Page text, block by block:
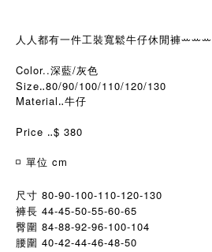
人人都有一件工裝寬鬆牛仔休閒褲ꕀꕀꕀ
Color..深藍/灰色
Size‥80/90/100/110/120/130
Material‥牛仔
Price ‥$ 380
◽️ 單位 cm
尺寸 80-90-100-110-120-130
褲長 44-45-50-55-60-65
臀圍 84-88-92-96-100-104
腰圍 40-42-44-46-48-50